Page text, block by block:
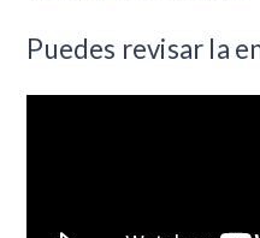
Puedes revisar la